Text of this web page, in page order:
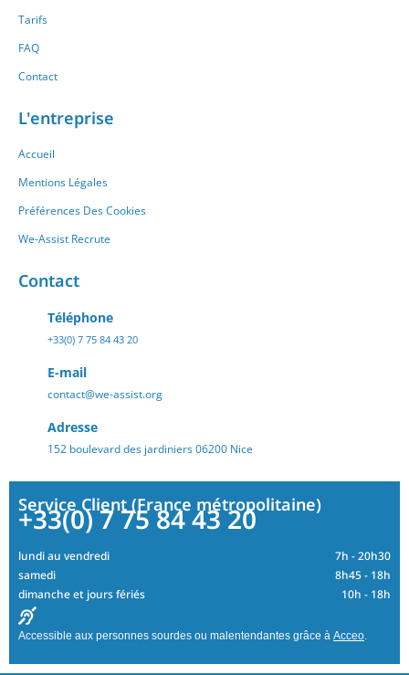
Tarifs
FAQ
Contact
L'entreprise
Accueil
Mentions Légales
Préférences Des Cookies
We-Assist Recrute
Contact
Téléphone
+33(0) 7 75 84 43 20
E-mail
contact@we-assist.org
Adresse
152 boulevard des jardiniers 06200 Nice
Service Client (France métropolitaine)
+33(0) 7 75 84 43 20
lundi au vendredi
7h - 20h30
samedi
8h45 - 18h
dimanche et jours fériés
10h - 18h
Accessible aux personnes sourdes ou malentendantes grâce à Acceo.